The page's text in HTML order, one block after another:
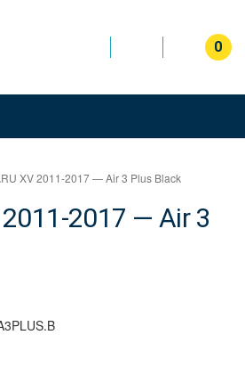
0
XV 2011-2017 — Air 3 Plus Black
2011-2017 — Air 3